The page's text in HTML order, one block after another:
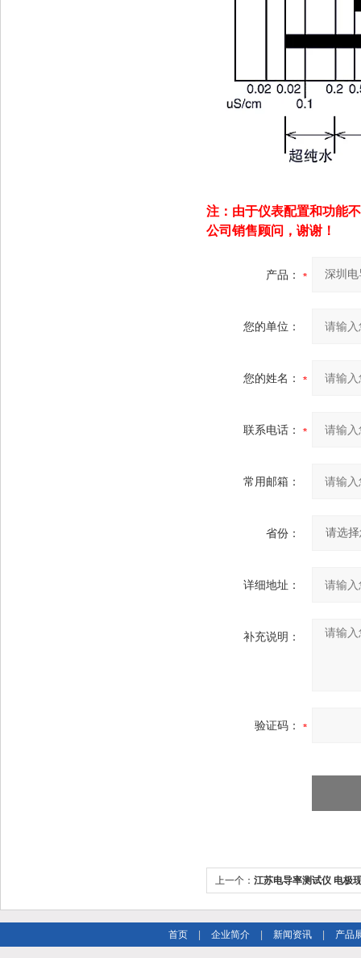
注：由于仪表配置和功能
公司销售顾问，谢谢！
产品：
您的单位：
您的姓名：
联系电话：
常用邮箱：
省份：
详细地址：
补充说明：
验证码：
上一个： 江苏电导率测试仪 电极
首页 企业简介 新闻资讯 产品